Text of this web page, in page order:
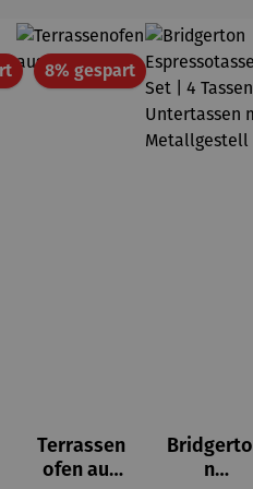
Rabatt8% gespartRabatt
Terrassen
ofen aus
Bridgerto
n